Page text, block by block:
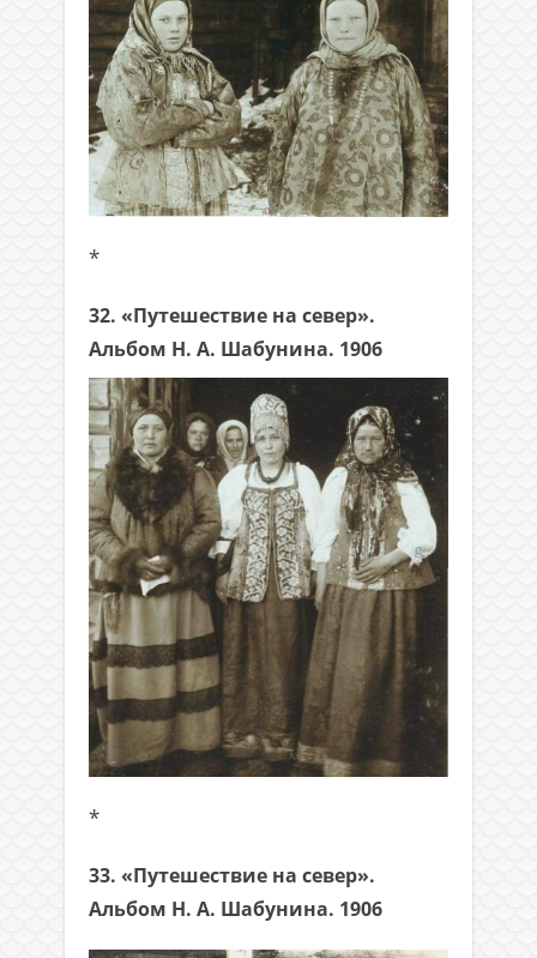
*
32. «Путешествие на север».
Альбом Н. А. Шабунина. 1906
*
33. «Путешествие на север».
Альбом Н. А. Шабунина. 1906